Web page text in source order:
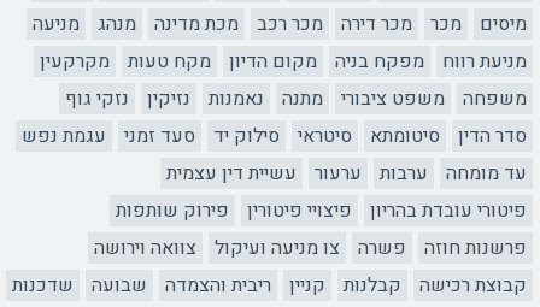
מיסים
מכר מכר דירה מכר רכב מכת מדינה מנהג
מניעה
מניעת רווח
מפקח בניה מקום הדיון מקח טעות
מקרקעין
משפחה
משפט ציבורי מתנה נאמנות נזיקין
נזקי גוף
סדר הדין
סיטומתא סיטראי סילוק יד סעד זמני
עגמת נפש
עד מומחה
ערבות ערעור
עשיית דין עצמית
פיטורי עובדת בהריון
פיצויי פיטורין
פירוק שותפות
פרשנות חוזה
פשרה צו מניעה ועיקול
צוואה וירושה
קבוצת רכישה
קבלנות קניין ריבית והצמדה שבועה
שדכנות